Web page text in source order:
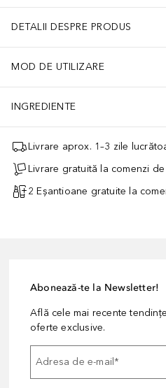
DETALII DESPRE PRODUS
MOD DE UTILIZARE
INGREDIENTE
Livrare aprox. 1–3 zile
Livrare gratuită la comenzi de
2 Eșantioane gratuite la
Abonează-te la Newsletter!
Află cele mai recente
oferte exclusive.
Adresa de e-mail*